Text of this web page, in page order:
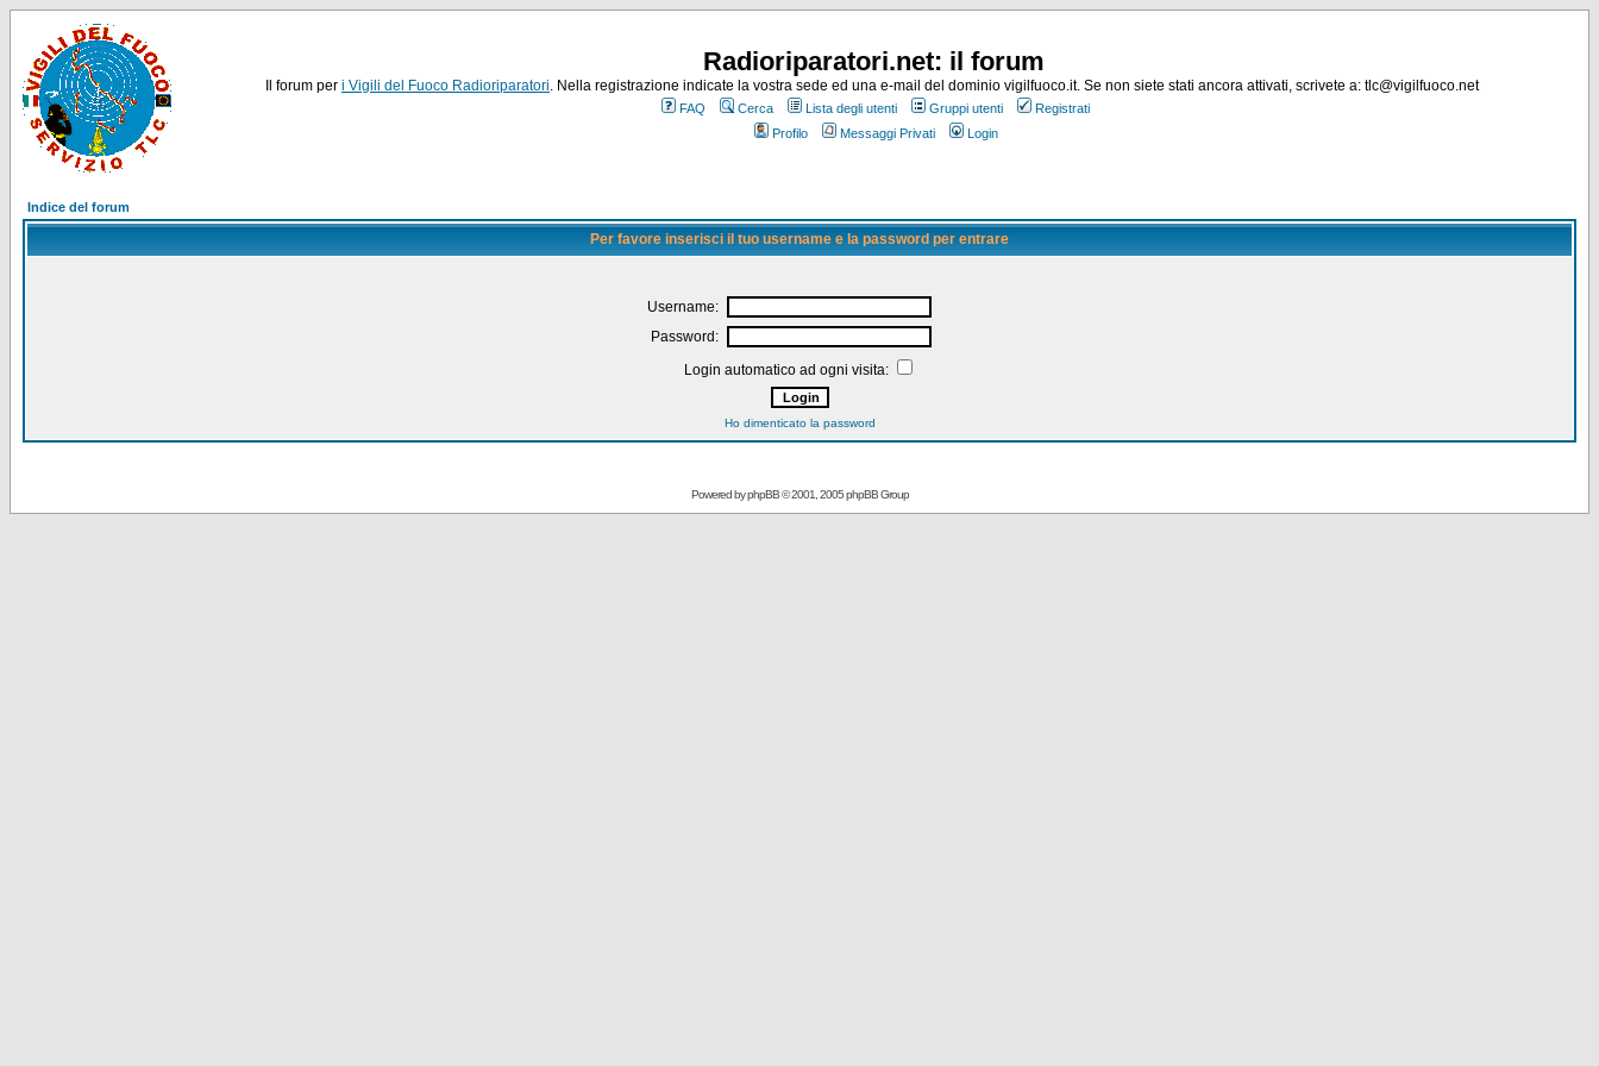
Radioriparatori.net: il forum
Il forum per i Vigili del Fuoco Radioriparatori. Nella registrazione indicate la vostra sede ed una e-mail del dominio vigilfuoco.it. Se non siete stati ancora attivati, scrivete a: tlc@vigilfuoco.net
FAQ Cerca Lista degli utenti Gruppi utenti
Registrati
Profilo
Messaggi Privati Login
Indice del forum
Per favore inserisci il tuo username e la password per entrare
Username:
Password:
Login automatico ad ogni visita:
Ho dimenticato la password
Powered byphpBB© 2001, 2005 phpBB Group